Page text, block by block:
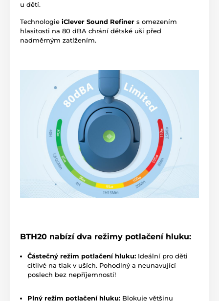
u dětí.
Technologie iClever Sound Refiner s omezením
hlasitosti na 80 dBA chrání dětské uši před
nadměrným zatížením.
BTH20 nabízí dva režimy potlačení hluku:
Částečný režim potlačení hluku: Ideální pro děti
citlivé na tlak v uších. Pohodlný a neunavující
poslech bez nepříjemností!
Plný režim potlačení hluku: Blokuje většinu